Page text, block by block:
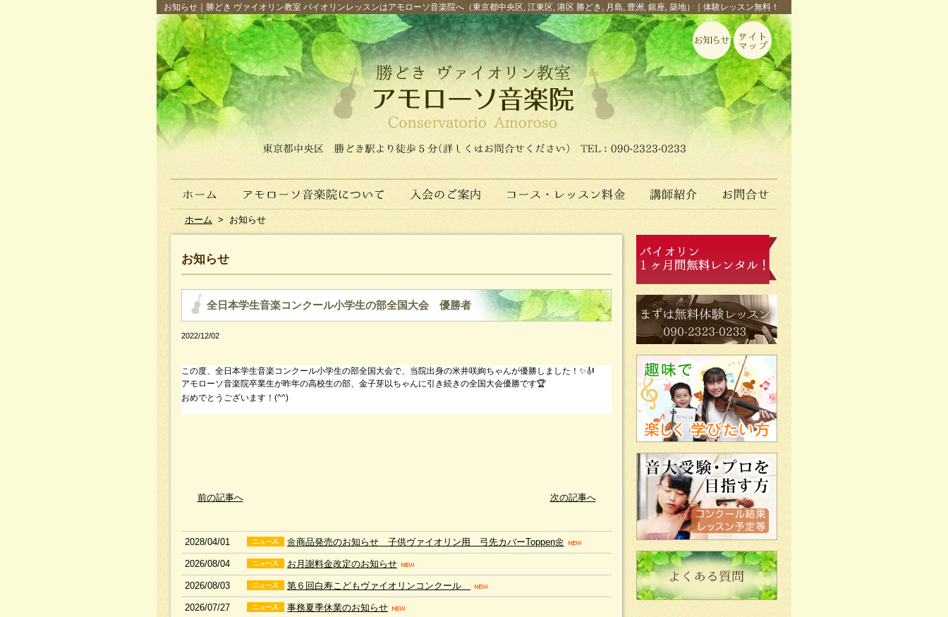
お知らせ｜勝どき ヴァイオリン教室 バイオリンレッスンはアモローソ音楽院へ（東京都中央区, 江東区, 港区 勝どき, 月島, 豊洲, 銀座, 築地）｜体験レッスン無料！
ホーム > お知らせ
お知らせ
全日本学生音楽コンクール小学生の部全国大会 優勝者
2022/12/02
この度、全日本学生音楽コンクール小学生の部全国大会で、当院出身の米井咲絢ちゃんが優勝しました！✨🎻
アモローソ音楽院卒業生が昨年の高校生の部、金子芽以ちゃんに引き続きの全国大会優勝です🏆
おめでとうございます！(^^)
前の記事へ 次の記事へ
2028/04/01 🌼商品発売のお知らせ 子供ヴァイオリン用 弓先カバーToppen🌼
2026/08/04 お月謝料金改定のお知らせ
2026/08/03 第６回白寿こどもヴァイオリンコンクール
2026/07/27 事務夏季休業のお知らせ